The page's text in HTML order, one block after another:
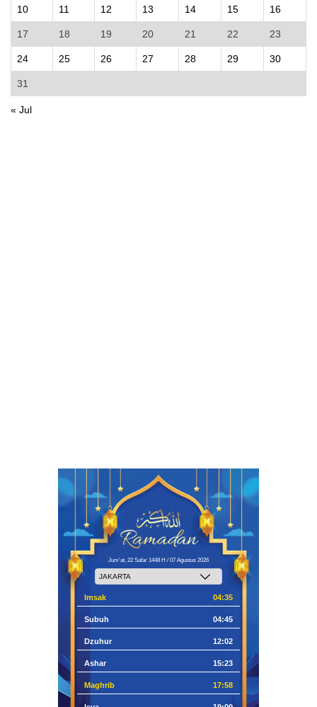
10 11 12 13 14 15 16
17 18 19 20 21 22 23
24 25 26 27 28 29 30
31
« Jul
Jum'at, 22 Safar 1448 H / 07 Agustus 2026
Imsak 04:35
Subuh 04:45
Dzuhur 12:02
Ashar 15:23
Maghrib 17:58